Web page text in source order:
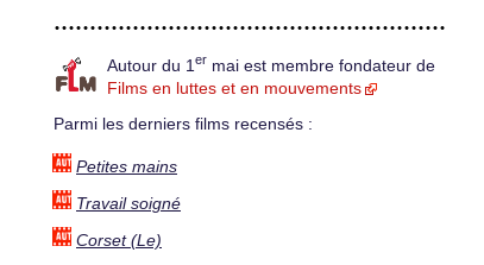
Autour du 1 er mai est membre fondateur de
Films en luttes et en mouvements
Parmi les derniers films recensés :
Petites mains
Travail soigné
Corset (Le)